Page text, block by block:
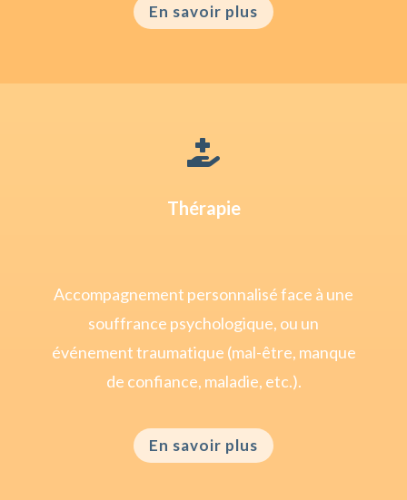
En savoir plus

Thérapie
Accompagnement personnalisé face à une
souffrance psychologique, ou un
événement traumatique (mal-être, manque
de confiance, maladie, etc.).
En savoir plus